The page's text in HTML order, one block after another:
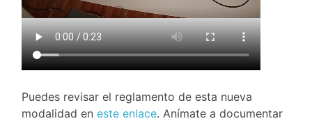
Puedes revisar el reglamento de esta nueva
modalidad eneste enlace. Anímate a documentar